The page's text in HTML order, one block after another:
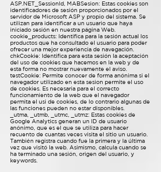
ASP.NET_SessionId, MABSesion: Estas cookies son
identificadores de sesión proporcionados por el
servidor de Microsoft ASP y propio del sistema. Se
utilizan para identificar a un usuario que haya
iniciado sesión en nuestra página Web.
cookie_products: Identifica para la sesión actual los
productos que ha consultado el usuario para poder
ofrecer una mejor experiencia de navegación.
chkCookie: Identifica para esta sesión la aceptación
del uso de cookies que hacemos en la web y de
esta forma no mostrar nuevamente el aviso.
testCookie: Permite conocer de forma anónima si el
navegador utilizado en esta sesion permite el uso
de cookies. Es necesaria para el correcto
funcionamiento de la web que el navegador
permita el usi de cookies, de lo contrario algunas de
las funciones pueden no estar disponibles.
_utma, _utmb, _utmc, _utmz: Estas cookies de
Google Analytics generan un ID de usuario
anónimo, que es el que se utiliza para hacer
recuento de cuantas veces visita el sitio un usuario.
También registra cuando fue la primera y la última
vez que visitó la web. Asimismo, calcula cuando se
ha terminado una sesión, origen del usuario, y
keywords.